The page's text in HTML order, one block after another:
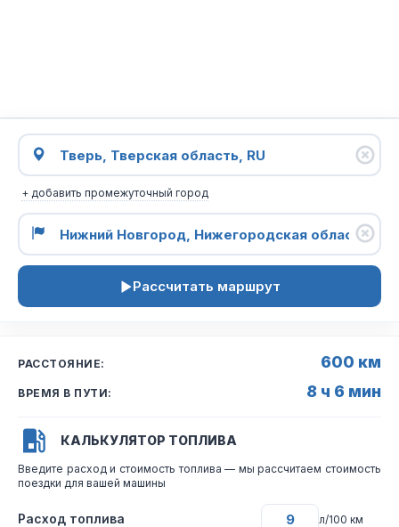
+ добавить промежуточный город
Рассчитать маршрут
РАССТОЯНИЕ: 600 км
ВРЕМЯ В ПУТИ: 8 ч 6 мин
КАЛЬКУЛЯТОР ТОПЛИВА
Введите расход и стоимость топлива — мы рассчитаем стоимость
поездки для вашей машины
Расход топлива л/100 км